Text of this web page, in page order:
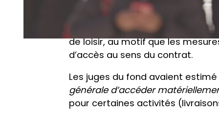
Dans un arrêt du 18 septembre
qui avait refusé d’indemniser
de loisir, au motif que les
d’accès au sens du contrat.
Les juges du fond avaient
générale d’accéder
pour certaines activités